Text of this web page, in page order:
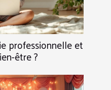
professionnelle et
être ?